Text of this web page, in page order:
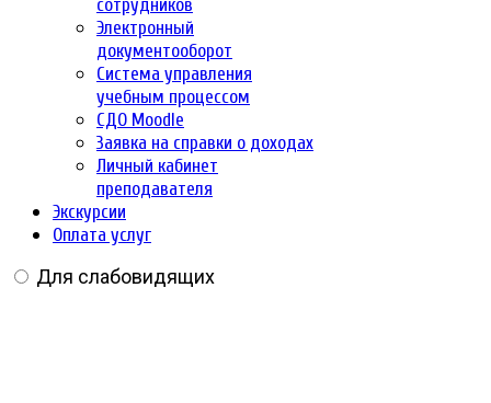
сотрудников
Электронный
документооборот
Система управления
учебным процессом
СДО Moodle
Заявка на справки о доходах
Личный кабинет
преподавателя
Экскурсии
Оплата услуг
Для слабовидящих